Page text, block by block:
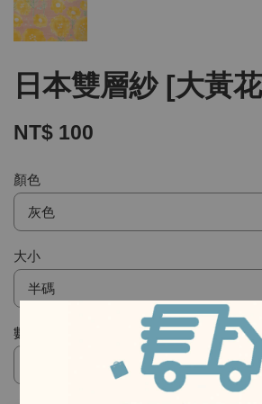
-
日本雙層紗 [大黃
NT$ 100
顏色
大小
數量